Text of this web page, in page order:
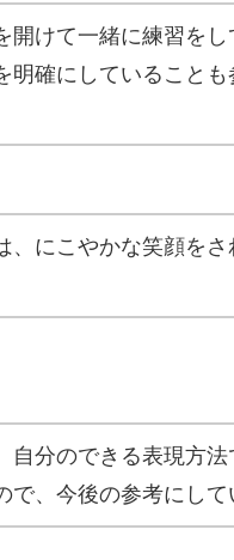
けて一緒に練習をし
確にしていることも
にこやかな笑顔を
分のできる表現方法
、今後の参考にして